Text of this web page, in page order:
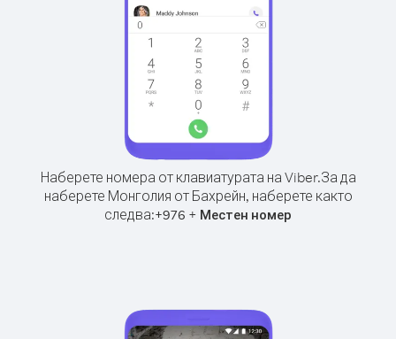
Наберете номера от клавиатурата на Viber.За да
наберете Монголия от Бахрейн, наберете както
следва:+976 + Местен номер